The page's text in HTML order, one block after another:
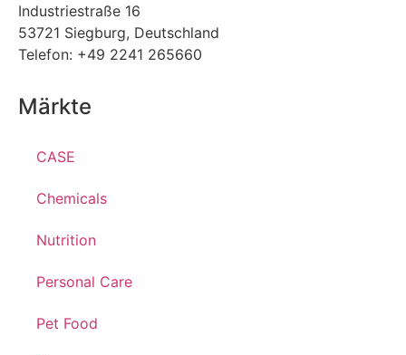
Industriestraße 16
53721 Siegburg, Deutschland
Telefon: +49 2241 265660
Märkte
CASE
Chemicals
Nutrition
Personal Care
Pet Food